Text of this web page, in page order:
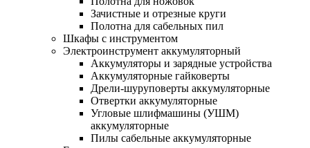
Зачистные и отрезные круги
Полотна для сабельных пил
Шкафы с инструментом
Электроинструмент аккумуляторный
Аккумуляторы и зарядные устройства
Аккумуляторные гайковерты
Дрели-шуруповерты аккумуляторные
Отвертки аккумуляторные
Угловые шлифмашины (УШМ)
аккумуляторные
Пилы сабельные аккумуляторные